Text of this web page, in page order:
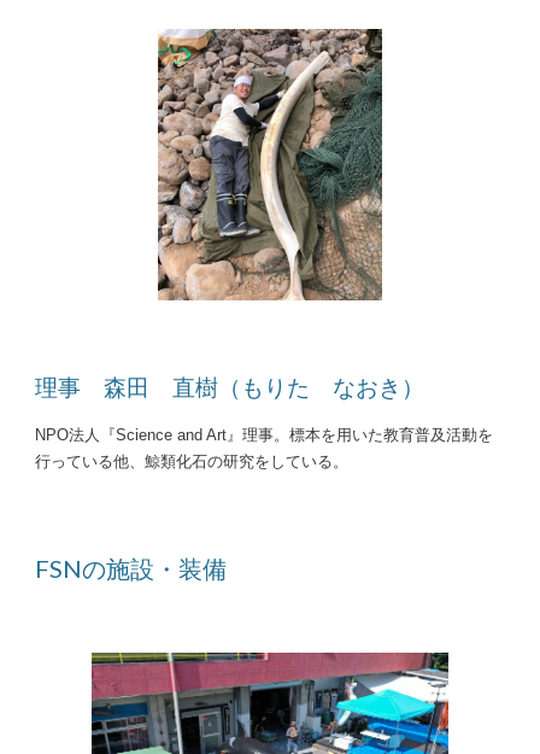
理事 森田 直樹（もりた なおき）
NPO法人『Science and Art』理事。標本を用いた教育普及活動を
行っている他、鯨類化石の研究をしている。
FSNの施設・装備